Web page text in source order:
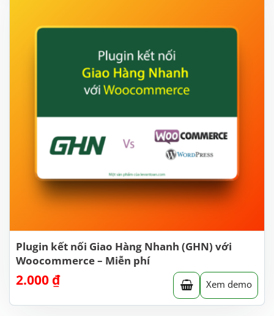
Plugin kết nối Giao Hàng Nhanh (GHN) với
Woocommerce – Miễn phí
2.000 ₫ Xem demo